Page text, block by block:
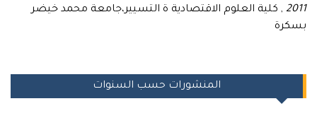
2011 , كلية العلوم الاقتصادية ة التسيير،جامعة محمد خيضر
بسكرة
Navigation
المنشورات حسب السنوات